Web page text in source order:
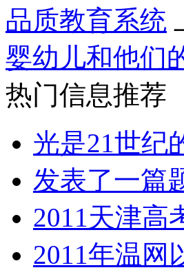
品质教育系统
婴幼儿和他们
热门信息推荐
光是21世纪
发表了一篇
2011天津高
2011年温网